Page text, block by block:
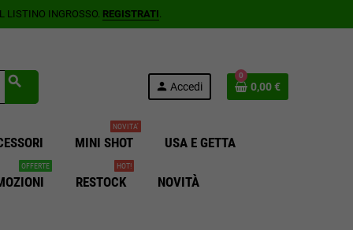
LISTINO INGROSSO. REGISTRATI.
search person Accedi
0
0,00 €
MINI SHOT
NOVITA'
USA E GETTA
OFFERTE
RESTOCK
HOT!
NOVITÀ